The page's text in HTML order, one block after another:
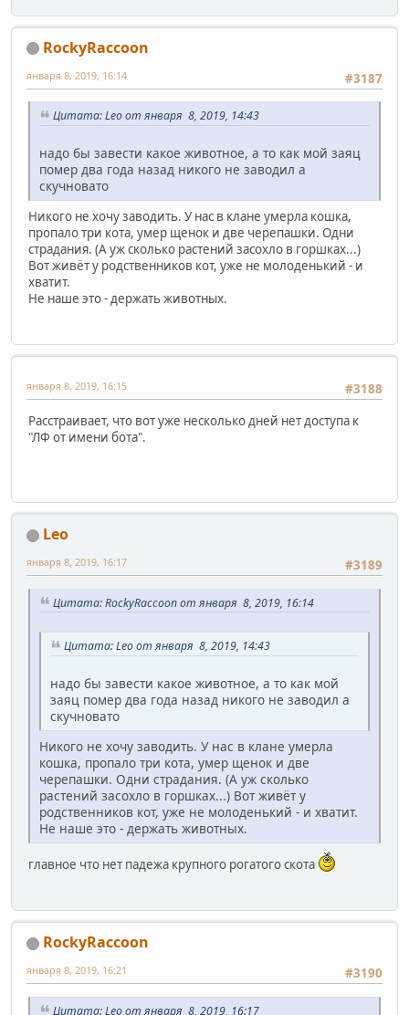
RockyRaccoon
#3187
января 8, 2019, 16:14
Цитата: Leo от января 8, 2019, 14:43
надо бы завести какое животное, а то как мой заяц
помер два года назад никого не заводил а
скучновато
Никого не хочу заводить. У нас в клане умерла кошка,
пропало три кота, умер щенок и две черепашки. Одни
страдания. (А уж сколько растений засохло в горшках...)
Вот живёт у родственников кот, уже не молоденький - и
хватит.
Не наше это - держать животных.
#3188
января 8, 2019, 16:15
Расстраивает, что вот уже несколько дней нет доступа к
"ЛФ от имени бота".
Leo
#3189
января 8, 2019, 16:17
Цитата: RockyRaccoon от января 8, 2019, 16:14
Цитата: Leo от января 8, 2019, 14:43
надо бы завести какое животное, а то как мой
заяц помер два года назад никого не заводил а
скучновато
Никого не хочу заводить. У нас в клане умерла
кошка, пропало три кота, умер щенок и две
черепашки. Одни страдания. (А уж сколько
растений засохло в горшках...) Вот живёт у
родственников кот, уже не молоденький - и хватит.
Не наше это - держать животных.
главное что нет падежа крупного рогатого скота
RockyRaccoon
#3190
января 8, 2019, 16:21
Цитата: Leo от января 8, 2019, 16:17